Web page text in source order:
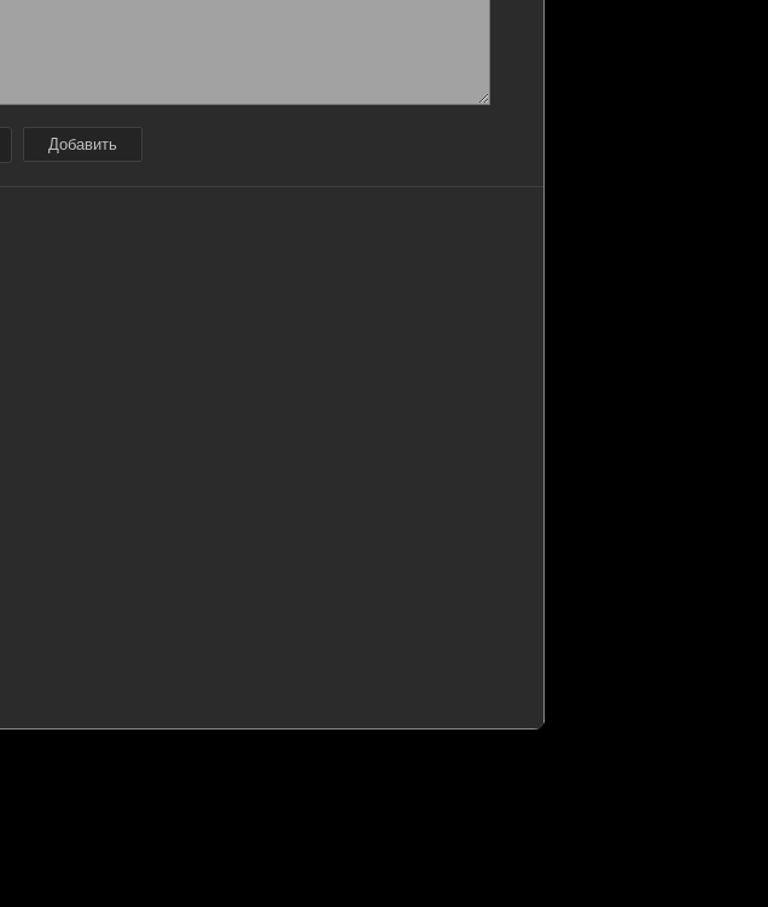
Добавить